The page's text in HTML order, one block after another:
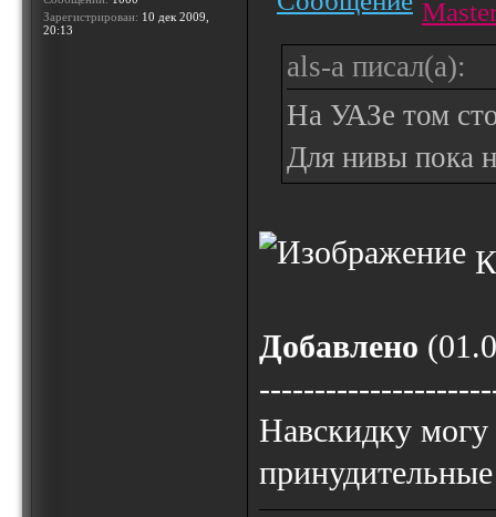
Зарегистрирован: 10 дек 2009,
20:13
als-a писал(а):
На УАЗе том
Для нивы пока
Добавлено
Навскидку могу